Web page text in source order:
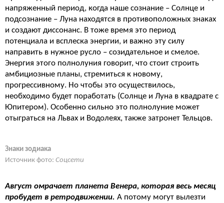
напряженный период, когда наше сознание – Солнце и
подсознание – Луна находятся в противоположных знаках
и создают диссонанс. В тоже время это период
потенциала и всплеска энергии, и важно эту силу
направить в нужное русло – созидательное и смелое.
Энергия этого полнолуния говорит, что стоит строить
амбициозные планы, стремиться к новому,
прогрессивному. Но чтобы это осуществилось,
необходимо будет поработать (Солнце и Луна в квадрате с
Юпитером). Особенно сильно это полнолуние может
отыграться на Львах и Водолеях, также затронет Тельцов.
Знаки зодиака
Источник фото: Соцсети
Август омрачает планета Венера, которая весь месяц
пробудет в ретродвижении. А потому могут вылезти